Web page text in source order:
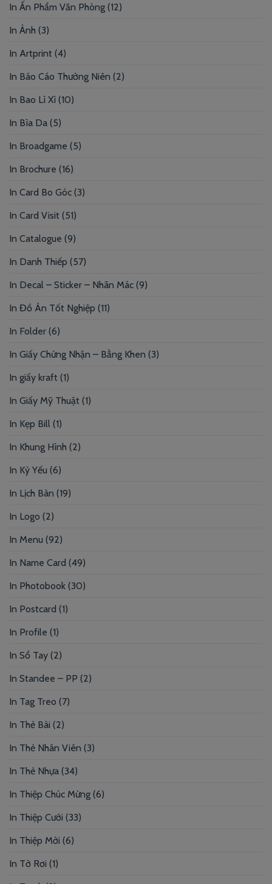
In Ấn Phẩm Văn Phòng (12)
In Ảnh (3)
In Artprint (4)
In Báo Cáo Thường Niên (2)
In Bao Lì Xì (10)
In Bìa Da (5)
In Broadgame (5)
In Brochure (16)
In Card Bo Góc (3)
In Card Visit (51)
In Catalogue (9)
In Danh Thiếp (57)
In Decal – Sticker – Nhãn Mác (9)
In Đồ Án Tốt Nghiệp (11)
In Folder (6)
In Giấy Chứng Nhận – Bằng Khen (3)
In giấy kraft (1)
In Giấy Mỹ Thuật (1)
In Kẹp Bill (1)
In Khung Hình (2)
In Kỷ Yếu (6)
In Lịch Bàn (19)
In Logo (2)
In Menu (92)
In Name Card (49)
In Photobook (30)
In Postcard (1)
In Profile (1)
In Sổ Tay (2)
In Standee – PP (2)
In Tag Treo (7)
In Thẻ Bài (2)
In Thẻ Nhân Viên (3)
In Thẻ Nhựa (34)
In Thiệp Chúc Mừng (6)
In Thiệp Cưới (33)
In Thiệp Mời (6)
In Tờ Rơi (1)